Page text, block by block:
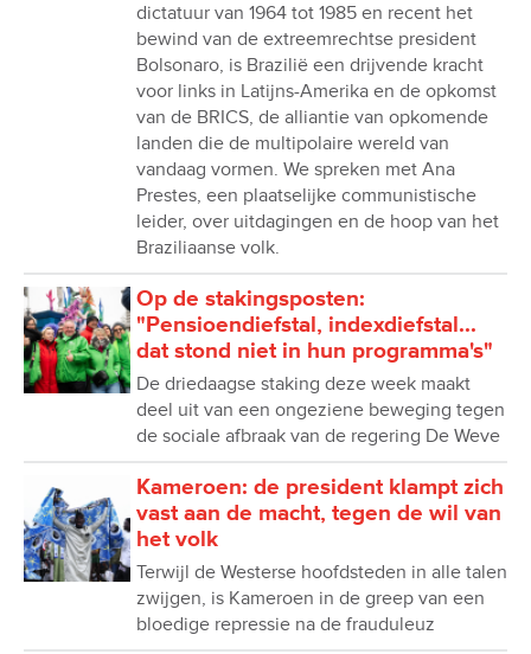
dictatuur van 1964 tot 1985 en recent het
bewind van de extreemrechtse president
Bolsonaro, is Brazilië een drijvende kracht
voor links in Latijns-Amerika en de opkomst
van de BRICS, de alliantie van opkomende
landen die de multipolaire wereld van
vandaag vormen. We spreken met Ana
Prestes, een plaatselijke communistische
leider, over uitdagingen en de hoop van het
Braziliaanse volk.
Op de stakingsposten:
"Pensioendiefstal, indexdiefstal...
dat stond niet in hun programma's"
De driedaagse staking deze week maakt
deel uit van een ongeziene beweging tegen
de sociale afbraak van de regering De Weve
Kameroen: de president klampt zich
vast aan de macht, tegen de wil van
het volk
Terwijl de Westerse hoofdsteden in alle talen
zwijgen, is Kameroen in de greep van een
bloedige repressie na de frauduleuz